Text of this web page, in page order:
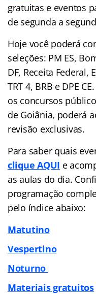
gratuitas e eventos
de segunda a
Hoje você poderá
seleções: PM ES,
DF, Receita Federal,
TRT 4, BRB e DPE
os concursos
de Goiânia, poderá
revisão exclusivas.
Para saber quais
clique AQUI e
as aulas do dia.
programação
pelo índice abaixo:
Matutino
Vespertino
Noturno
Materiais gratuitos